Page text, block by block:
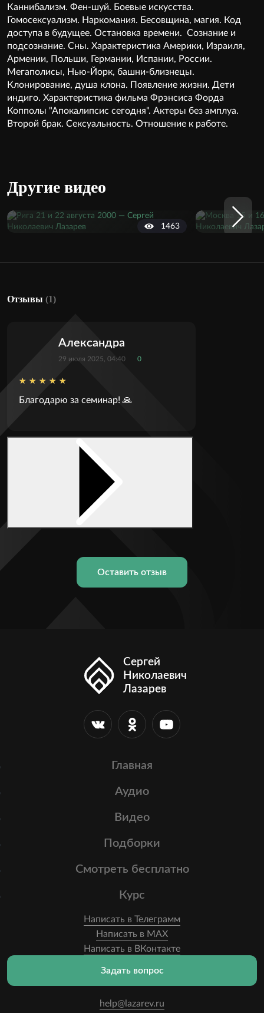
Каннибализм. Фен-шуй. Боевые искусства.
Гомосексуализм. Наркомания. Бесовщина, магия. Код
доступа в будущее. Остановка времени. Сознание и
подсознание. Сны. Характеристика Америки, Израиля,
Армении, Польши, Германии, Испании, России.
Мегаполисы, Нью-Йорк, башни-близнецы.
Клонирование, душа клона. Появление жизни. Дети
индиго. Характеристика фильма Фрэнсиса Форда
Копполы "Апокалипсис сегодня". Актеры без амплуа.
Второй брак. Сексуальность. Отношение к работе.
Другие видео
1463
Отзывы (1)
Александра
29 июля 2025, 04:40 0
Благодарю за семинар! 🙏
Оставить отзыв
Сергей
Николаевич
Лазарев
Главная
Аудио
Видео
Подборки
Смотреть бесплатно
Курс
Написать в Телеграмм
Написать в MAX
Написать в ВКонтакте
help@lazarev.ru
Задать вопрос